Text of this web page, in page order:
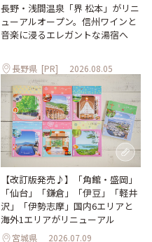
長野・浅間温泉「界 松本」がリニ
ューアルオープン。信州ワインと
音楽に浸るエレガントな湯宿へ
長野県 [PR] 2026.08.05
【改訂版発売♪】「角館・盛岡」
「仙台」「鎌倉」「伊豆」「軽井
沢」「伊勢志摩」国内6エリアと
海外1エリアがリニューアル
宮城県 2026.07.09